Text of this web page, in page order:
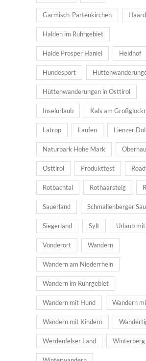
Garmisch-Partenkirchen Haard
Halden im Ruhrgebiet
Halde Prosper Haniel Heidhof
Hundesport
Hüttenwanderungen in Osttirol
Inselurlaub Kals am
Latrop Laufen Lienzer
Naturpark Hohe Mark
Osttirol Produkttest
Rotbachtal Rothaarsteig
Sauerland Schmallenberger
Siegerland Sylt Urlaub
Vonderort Wandern
Wandern am Niederrhein
Wandern im Ruhrgebiet
Wandern mit Hund Wandern
Wandern mit Kindern
Werdenfelser Land Winterberg